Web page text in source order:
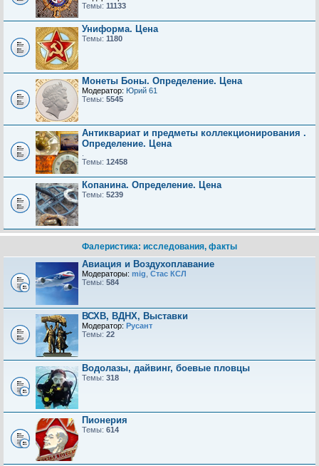
Темы: 11133
Униформа. Цена
Темы: 1180
Монеты Боны. Определение. Цена
Модератор: Юрий 61
Темы: 5545
Антиквариат и предметы коллекционирования .
Определение. Цена
Темы: 12458
Копанина. Определение. Цена
Темы: 5239
Фалеристика: исследования, факты
Авиация и Воздухоплавание
Модераторы: mig Стас КСЛ
Темы: 584
ВСХВ, ВДНХ, Выставки
Модератор: Русант
Темы: 22
Водолазы, дайвинг, боевые пловцы
Темы: 318
Пионерия
Темы: 614